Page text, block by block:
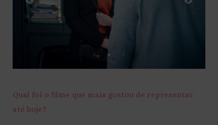
Qual foi o filme que mais gostou de representar
até hoje?